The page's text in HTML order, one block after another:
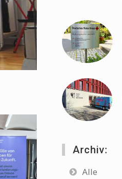
Archiv:
Alle